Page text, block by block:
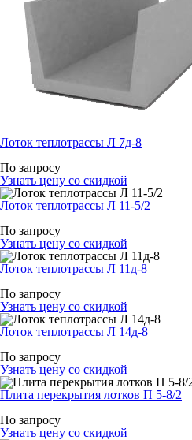
Лоток теплотрассы Л 7д-8
По запросу
Узнать цену со скидкой
Лоток теплотрассы Л 11-5/2
По запросу
Узнать цену со скидкой
Лоток теплотрассы Л 11д-8
По запросу
Узнать цену со скидкой
Лоток теплотрассы Л 14д-8
По запросу
Узнать цену со скидкой
Плита перекрытия лотков П 5-8/2
По запросу
Узнать цену со скидкой